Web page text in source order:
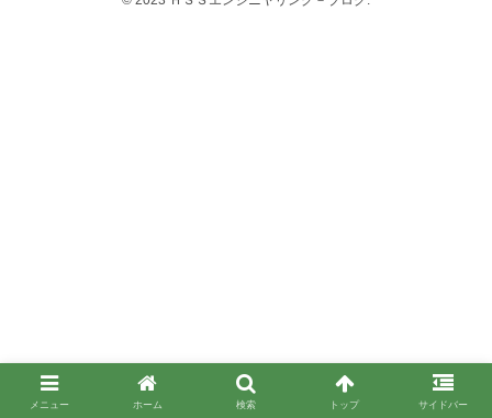
メニュー ホーム 検索 トップ サイドバー